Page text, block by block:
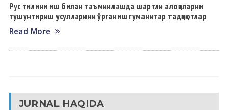
Рус тилини иш билан таъминлашда шартли алоқаларни
тушунтириш усулларини ўрганиш гуманитар тадқиқотлар
Read More
JURNAL HAQIDA